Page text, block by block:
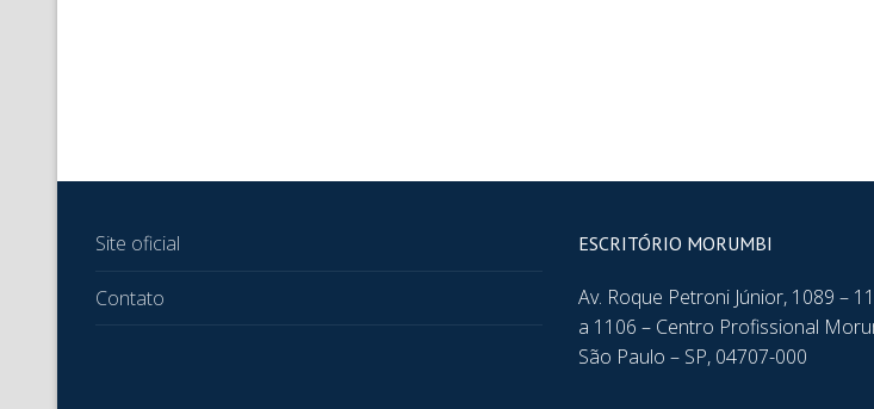
Site oficial
Contato
ESCRITÓRIO MORUMBI
Av. Roque Petroni Júnior, 1089 –
a 1106 – Centro Profissional
São Paulo – SP, 04707-000